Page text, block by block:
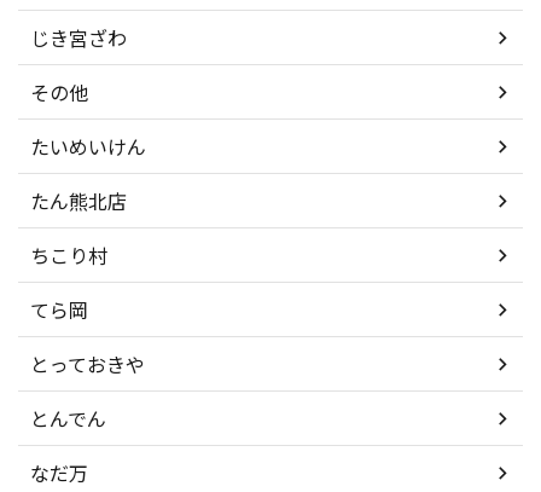
じき宮ざわ
その他
たいめいけん
たん熊北店
ちこり村
てら岡
とっておきや
とんでん
なだ万